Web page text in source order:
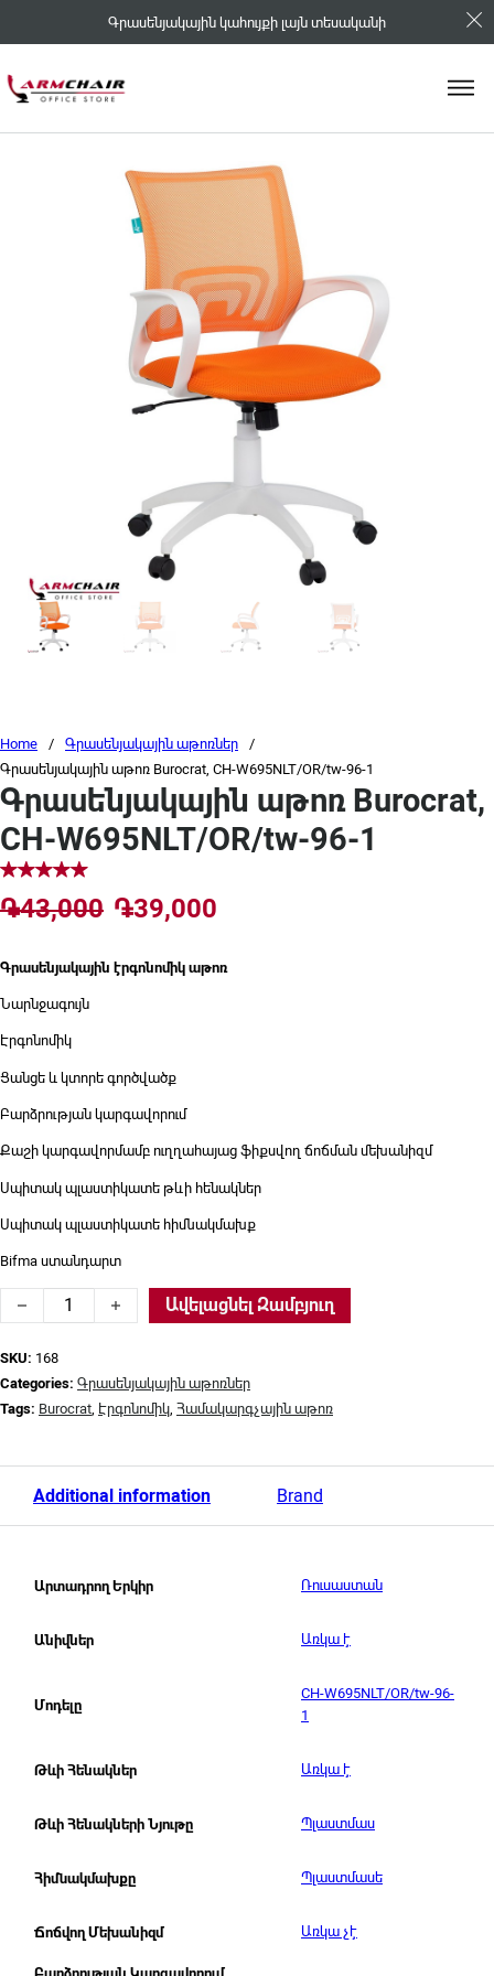
Գրասենյակային կահույքի լայն տեսականի
Home / Գրասենյակային աթոռներ
/
Գրասենյակային աթոռ Burocrat, CH-W695NLT/OR/tw-96-1
Գրասենյակային աթոռ Burocrat,
CH-W695NLT/OR/tw-96-1
֏43,000 Original price was: ֏43,000.
֏39,000
Գրասենյակային էրգոնոմիկ աթոռ
Նարնջագույն
Էրգոնոմիկ
Ցանցե և կտորե գործվածք
Բարձրության կարգավորում
Քաշի կարգավորմամբ ուղղահայաց ֆիքսվող ճոճման մեխանիզմ
Սպիտակ պլաստիկատե թևի հենակներ
Սպիտակ պլաստիկատե հիմնակմախք
Bifma ստանդարտ
Գրասենյակային աթոռ Burocrat, CH-W695NLT/OR/tw-96-1
Ավելացնել Զամբյուղ
SKU: 168
Categories: Գրասենյակային աթոռներ
Tags: Burocrat Էրգոնոմիկ Համակարգչային աթոռ
Additional information Brand
Արտադրող Երկիր Ռուսաստան
Անիվներ Առկա է
Մոդելը
CH-W695NLT/OR/tw-96-
1
Թևի Հենակներ Առկա է
Թևի Հենակների Նյութը Պլաստմաս
Հիմնակմախքը Պլաստմասե
Ճոճվող Մեխանիզմ Առկա չէ